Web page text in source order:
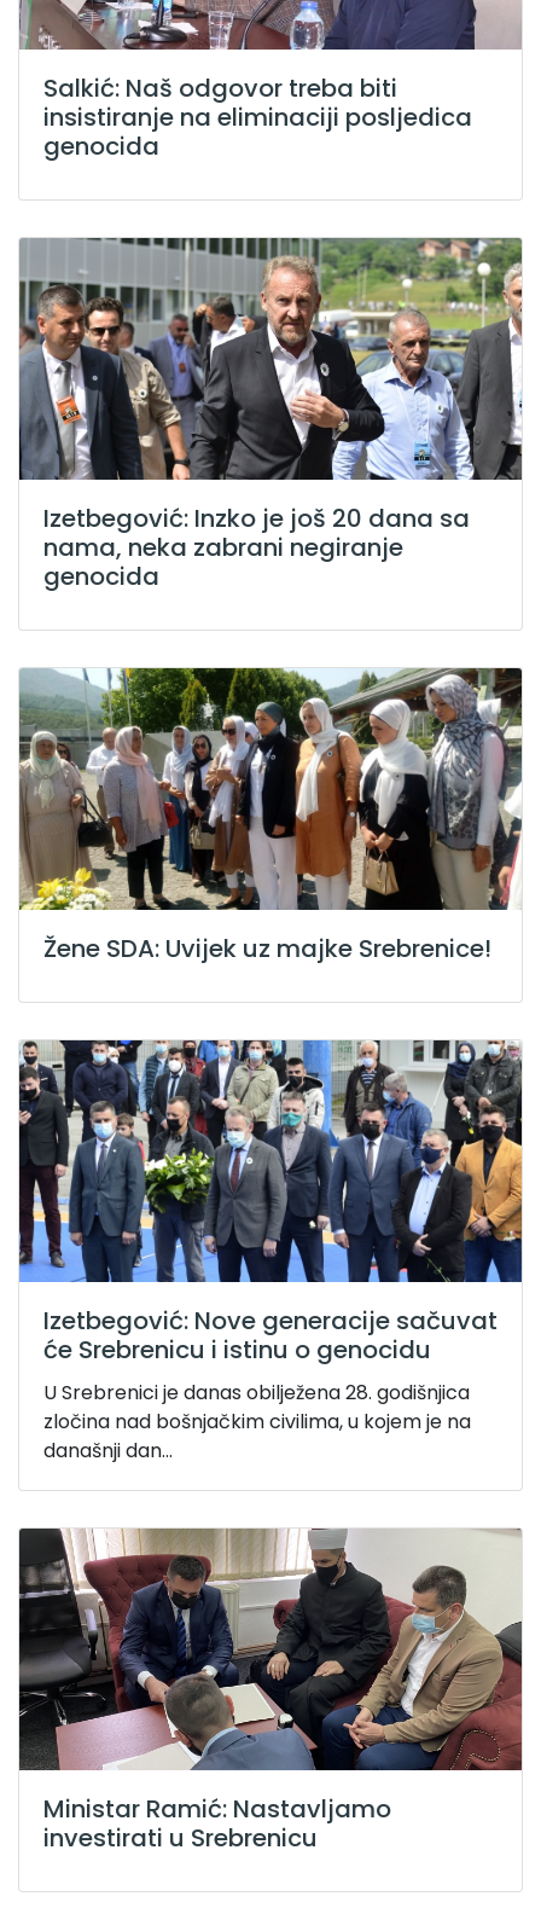
Salkić: Naš odgovor treba biti
insistiranje na eliminaciji posljedica
genocida
Izetbegović: Inzko je još 20 dana sa
nama, neka zabrani negiranje
genocida
Žene SDA: Uvijek uz majke Srebrenice!
Izetbegović: Nove generacije sačuvat
će Srebrenicu i istinu o genocidu
U Srebrenici je danas obilježena 28. godišnjica
zločina nad bošnjačkim civilima, u kojem je na
današnji dan...
Ministar Ramić: Nastavljamo
investirati u Srebrenicu